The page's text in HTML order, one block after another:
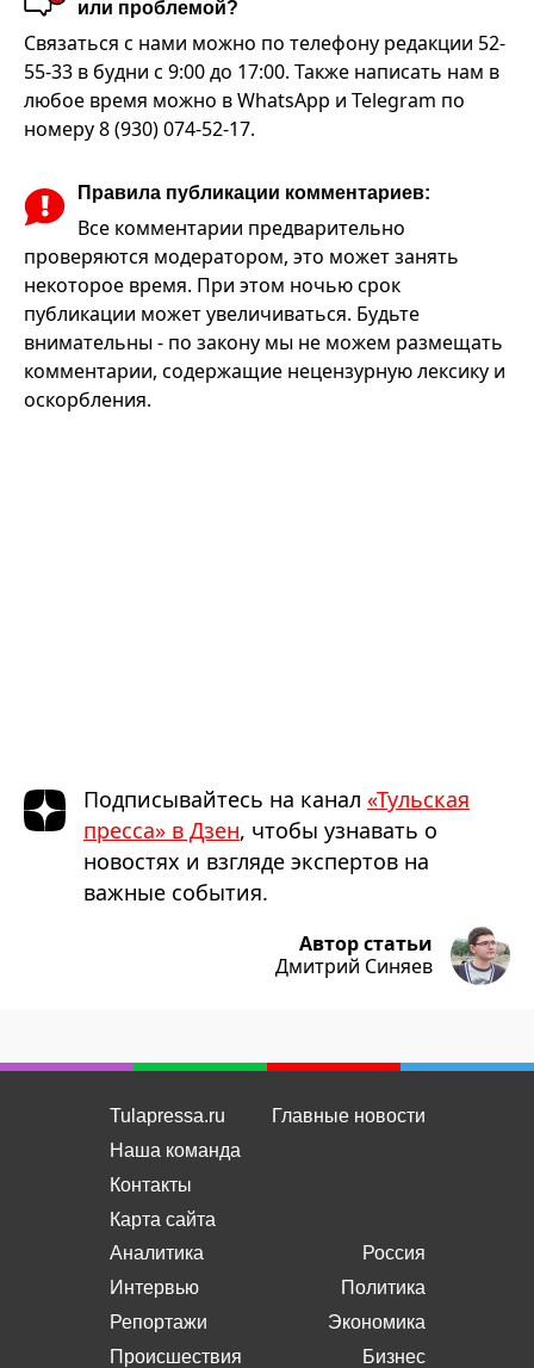
или проблемой?
Связаться с нами можно по телефону редакции 52-
55-33 в будни с 9:00 до 17:00. Также написать нам в
любое время можно в WhatsApp и Telegram по
номеру 8 (930) 074-52-17.
Правила публикации комментариев:
Все комментарии предварительно
проверяются модератором, это может занять
некоторое время. При этом ночью срок
публикации может увеличиваться. Будьте
внимательны - по закону мы не можем размещать
комментарии, содержащие нецензурную лексику и
оскорбления.
Подписывайтесь на канал «Тульская
пресса» в Дзен, чтобы узнавать о
новостях и взгляде экспертов на
важные события.
Автор статьи
Дмитрий Синяев
Tulapressa.ru
Наша команда
Контакты
Карта сайта
Главные новости
Аналитика
Интервью
Репортажи
Происшествия
Россия
Политика
Экономика
Бизнес